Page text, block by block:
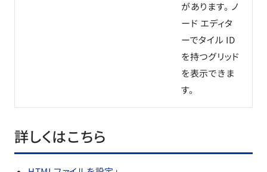
があります。 ノ
ード エディタ
ーでタイル ID
を持つグリッド
を表示できま
す。
詳しくはこちら